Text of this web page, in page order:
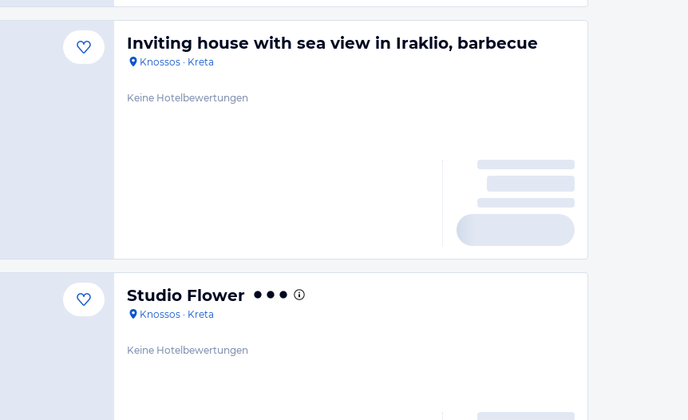
Inviting house with sea view in Iraklio, barbecue
Knossos · Kreta
Keine Hotelbewertungen
Studio Flower
Knossos · Kreta
Keine Hotelbewertungen